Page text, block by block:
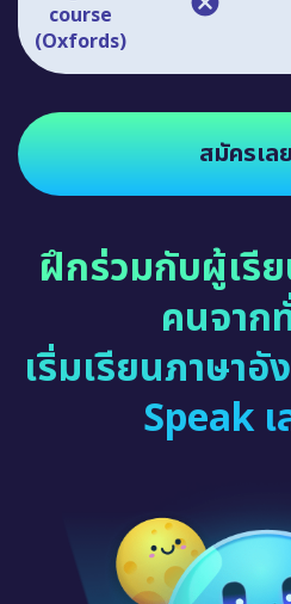
(Oxfords)
สมัครเล
ฝึกร่วมกับผู้เรีย
คนจาก
เริ่มเรียนภาษา
Speak